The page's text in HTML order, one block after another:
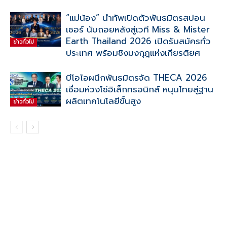
ข่าวทั่วไป
“แม่น้อง” นำทัพเปิดตัวพันธมิตรสปอน
เซอร์ นับถอยหลังสู่เวที Miss & Mister
Earth Thailand 2026 เปิดรับสมัครทั่ว
ประเทศ พร้อมชิงมงกุฎแห่งเกียรติยศ
ข่าวทั่วไป
บีโอไอผนึกพันธมิตรจัด THECA 2026
เชื่อมห่วงโซ่อิเล็กทรอนิกส์ หนุนไทยสู่ฐาน
ผลิตเทคโนโลยีขั้นสูง